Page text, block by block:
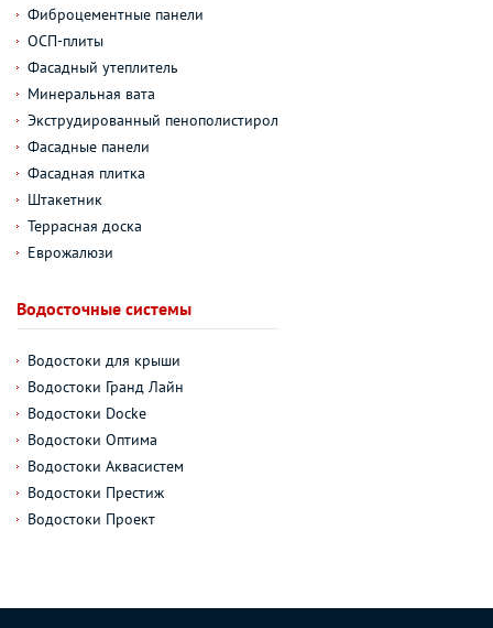
Фиброцементные панели
ОСП-плиты
Фасадный утеплитель
Минеральная вата
Экструдированный пенополистирол
Фасадные панели
Фасадная плитка
Штакетник
Террасная доска
Еврожалюзи
Водосточные системы
Водостоки для крыши
Водостоки Гранд Лайн
Водостоки Docke
Водостоки Оптима
Водостоки Аквасистем
Водостоки Престиж
Водостоки Проект